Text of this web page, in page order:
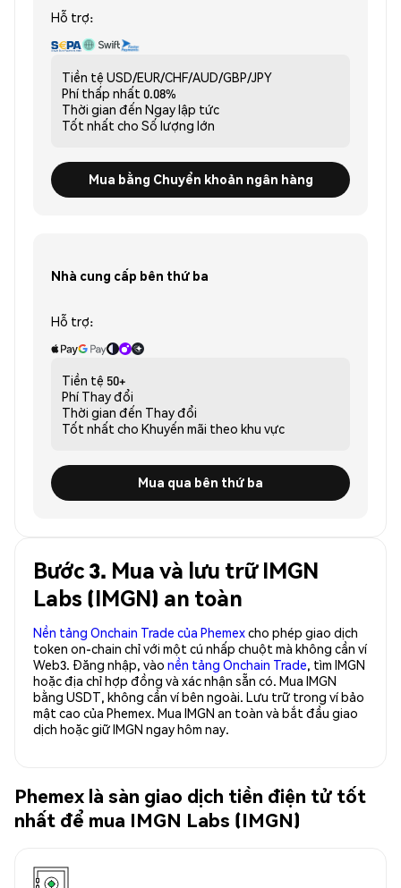
Hỗ trợ:
Tiền tệ USD/EUR/CHF/AUD/GBP/JPY
Phí thấp nhất 0.08%
Thời gian đến Ngay lập tức
Tốt nhất cho Số lượng lớn
Mua bằng Chuyển khoản ngân hàng
Nhà cung cấp bên thứ ba
Hỗ trợ:
Tiền tệ 50+
Phí Thay đổi
Thời gian đến Thay đổi
Tốt nhất cho Khuyến mãi theo khu vực
Mua qua bên thứ ba
Bước 3. Mua và lưu trữ IMGN
Labs (IMGN) an toàn
Nền tảng Onchain Trade của Phemexcho phép giao dịch
token on-chain chỉ với một cú nhấp chuột mà không cần ví
Web3. Đăng nhập, vào nền tảng Onchain Trade, tìm IMGN
hoặc địa chỉ hợp đồng và xác nhận sẵn có. Mua IMGN
bằng USDT, không cần ví bên ngoài. Lưu trữ trong ví bảo
mật cao của Phemex. Mua IMGN an toàn và bắt đầu giao
dịch hoặc giữ IMGN ngay hôm nay.
Phemex là sàn giao dịch tiền điện tử tốt
nhất để mua IMGN Labs (IMGN)